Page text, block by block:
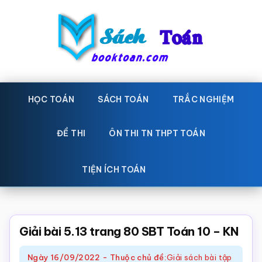
Sách
Toán
toán
Học
toán,
giáo
Toán,
HỌC TOÁN SÁCH TOÁN TRẮC NGHIỆM
ĐỀ THI ÔN THI TN THPT TOÁN
TIỆN ÍCH TOÁN
Giải bài 5.13 trang 80 SBT Toán 10 – KN
Ngày 16/09/2022 - Thuộc chủ đề:Giải sách bài tập